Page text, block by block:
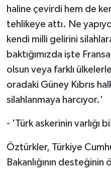
haline çevirdi hem de
tehlikeye attı. Ne
kendi milli gelirini
baktığımızda işte
olsun veya farklı
oradaki Güney Kıbrıs
silahlanmaya harcıyor.'
- 'Türk askerinin varlığı
Öztürkler, Türkiye
Bakanlığının